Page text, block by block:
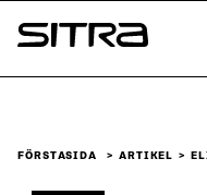
Skip to
content
Sitra
FÖRSTASIDA ARTIKEL